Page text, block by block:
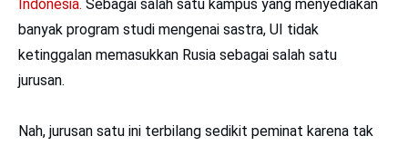
Indonesia. Sebagai salah satu kampus yang menyediakan
banyak program studi mengenai sastra, UI tidak
ketinggalan memasukkan Rusia sebagai salah satu
jurusan.
Nah, jurusan satu ini terbilang sedikit peminat karena tak